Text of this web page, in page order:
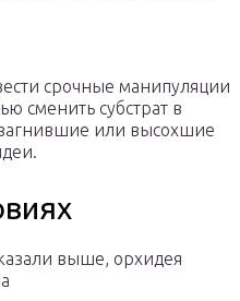
срочные манипуляции
сменить субстрат в
или высохшие
выше, орхидея